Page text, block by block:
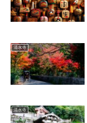
清水寺
清水寺